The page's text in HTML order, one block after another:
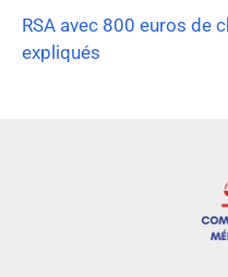
RSA avec 800 euros de
expliqués